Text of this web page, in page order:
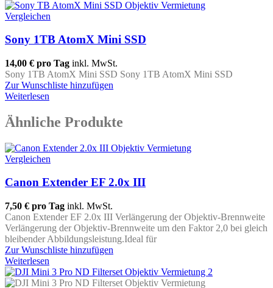
Vergleichen
Sony 1TB AtomX Mini SSD
14,00 € pro Tag inkl. MwSt.
Sony 1TB AtomX Mini SSD Sony 1TB AtomX Mini SSD
Zur Wunschliste hinzufügen
Weiterlesen
Ähnliche Produkte
Vergleichen
Canon Extender EF 2.0x III
7,50 € pro Tag inkl. MwSt.
Canon Extender EF 2.0x III Verlängerung der Objektiv-Brennweite
Verlängerung der Objektiv-Brennweite um den Faktor 2,0 bei gleich
bleibender Abbildungsleistung.Ideal für
Zur Wunschliste hinzufügen
Weiterlesen